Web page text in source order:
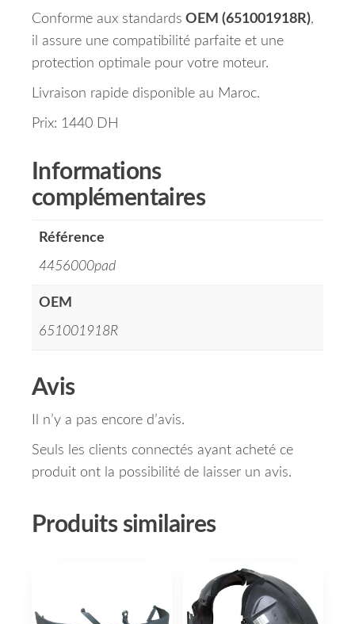
Conforme aux standards OEM (651001918R),
il assure une compatibilité parfaite et une
protection optimale pour votre moteur.
Livraison rapide disponible au Maroc.
Prix: 1440 DH
Informations
complémentaires
Référence
4456000pad
OEM
651001918R
Avis
Il n’y a pas encore d’avis.
Seuls les clients connectés ayant acheté ce
produit ont la possibilité de laisser un avis.
Produits similaires